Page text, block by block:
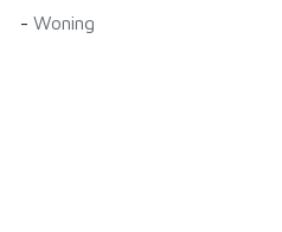
-Woning